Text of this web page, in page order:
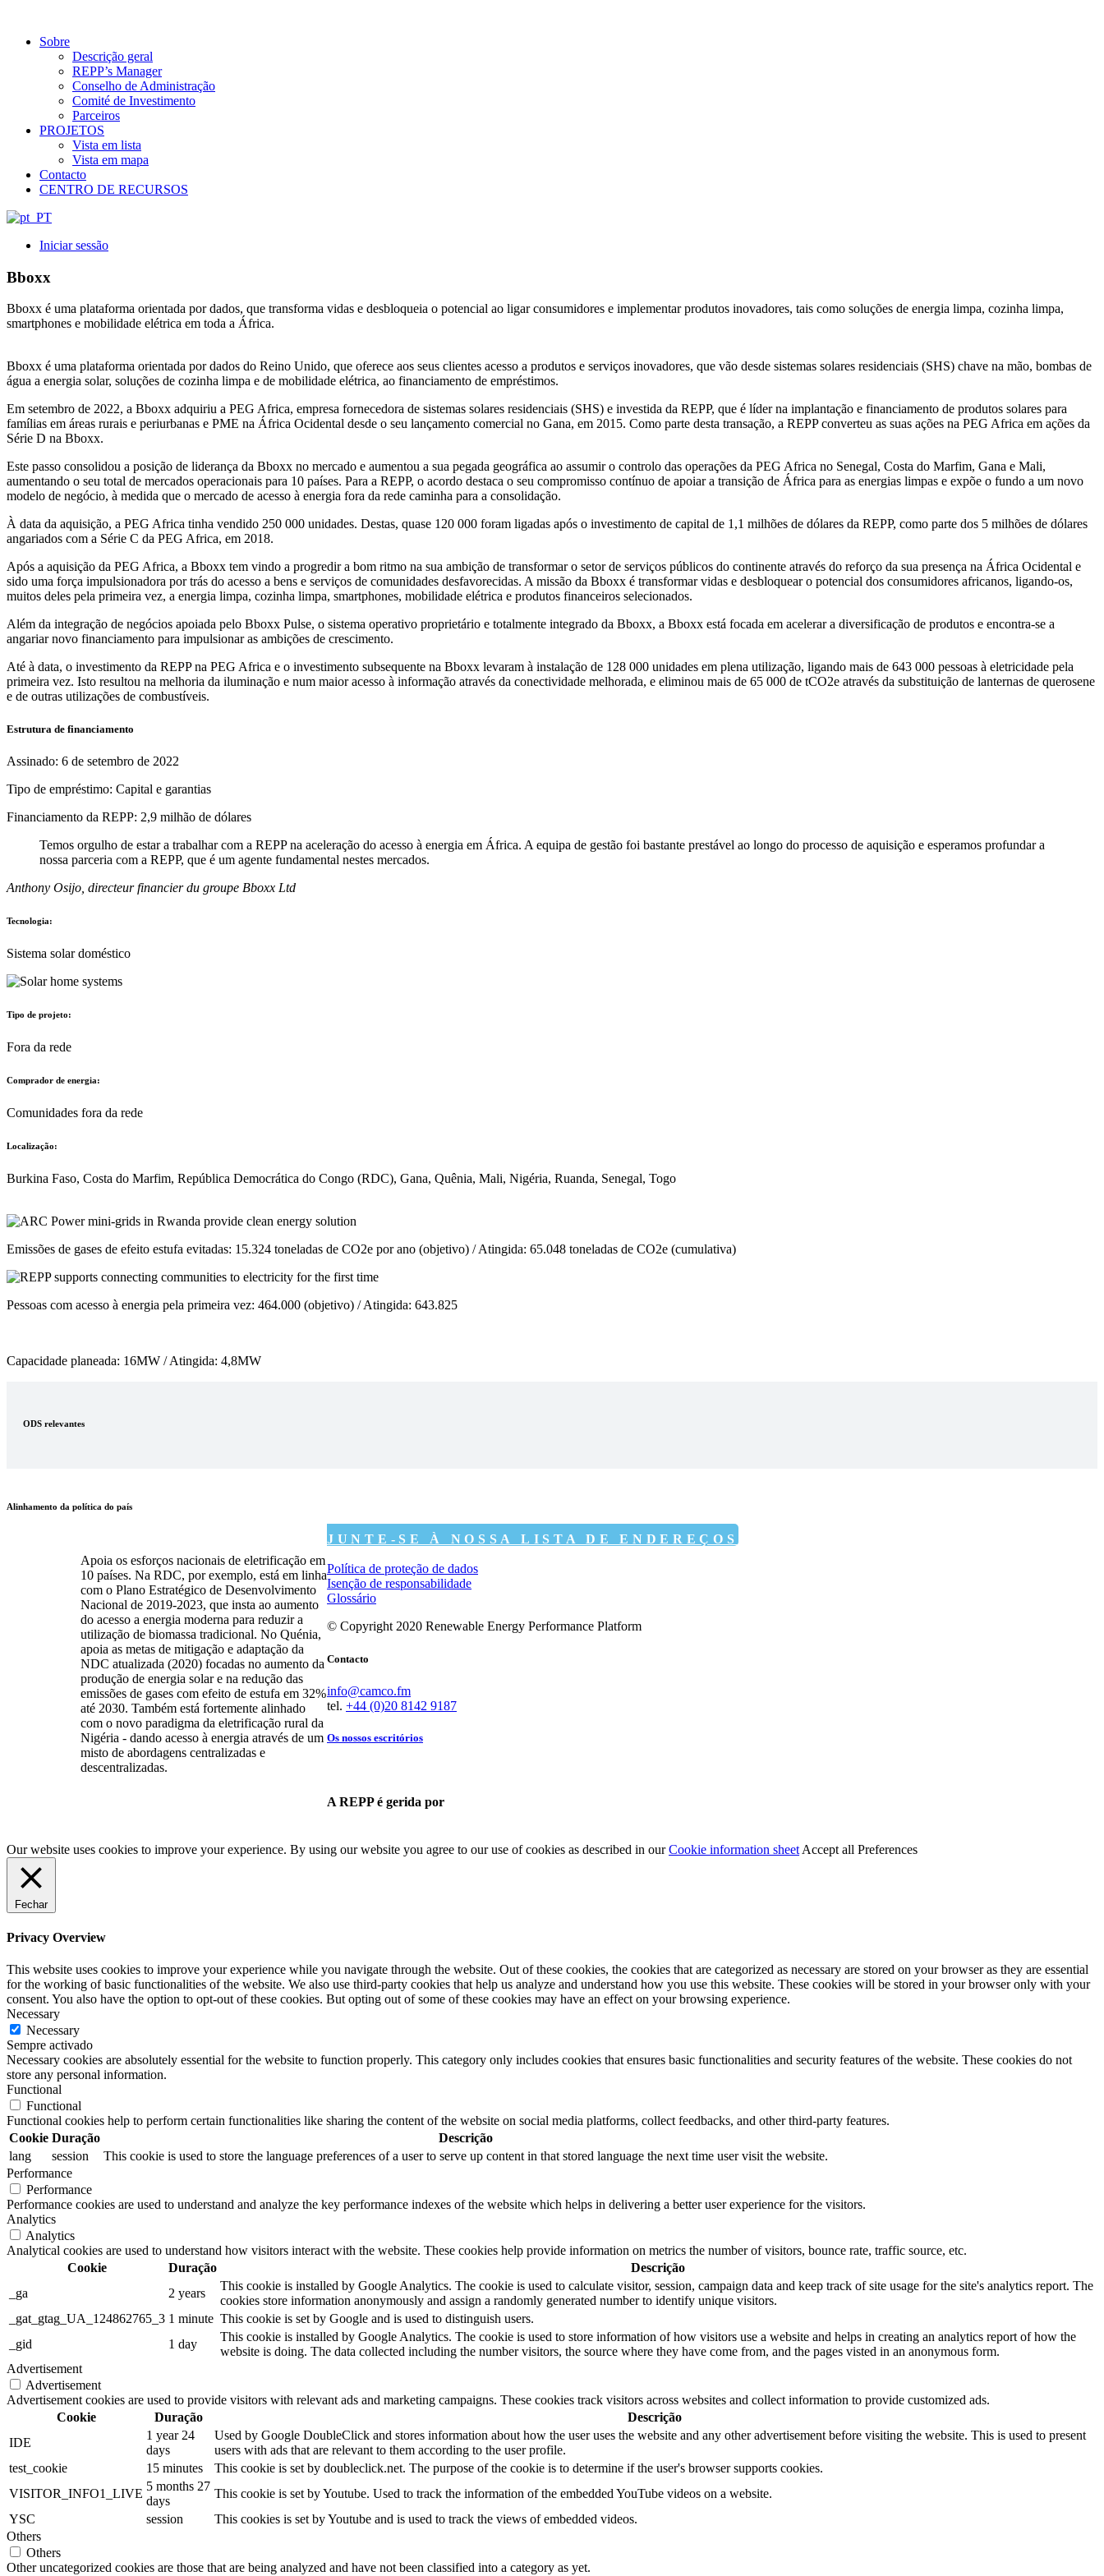
Sobre
Descrição geral
REPP’s Manager
Conselho de Administração
Comité de Investimento
Parceiros
PROJETOS
Vista em lista
Vista em mapa
Contacto
CENTRO DE RECURSOS
Iniciar sessão
Bboxx
Bboxx é uma plataforma orientada por dados, que transforma vidas e desbloqueia o potencial ao ligar consumidores e implementar produtos inovadores, tais como soluções de energia limpa, cozinha limpa,
smartphones e mobilidade elétrica em toda a África.
Bboxx é uma plataforma orientada por dados do Reino Unido, que oferece aos seus clientes acesso a produtos e serviços inovadores, que vão desde sistemas solares residenciais (SHS) chave na mão, bombas de
água a energia solar, soluções de cozinha limpa e de mobilidade elétrica, ao financiamento de empréstimos.
Em setembro de 2022, a Bboxx adquiriu a PEG Africa, empresa fornecedora de sistemas solares residenciais (SHS) e investida da REPP, que é líder na implantação e financiamento de produtos solares para
famílias em áreas rurais e periurbanas e PME na África Ocidental desde o seu lançamento comercial no Gana, em 2015. Como parte desta transação, a REPP converteu as suas ações na PEG Africa em ações da
Série D na Bboxx.
Este passo consolidou a posição de liderança da Bboxx no mercado e aumentou a sua pegada geográfica ao assumir o controlo das operações da PEG Africa no Senegal, Costa do Marfim, Gana e Mali,
aumentando o seu total de mercados operacionais para 10 países. Para a REPP, o acordo destaca o seu compromisso contínuo de apoiar a transição de África para as energias limpas e expõe o fundo a um novo
modelo de negócio, à medida que o mercado de acesso à energia fora da rede caminha para a consolidação.
À data da aquisição, a PEG Africa tinha vendido 250 000 unidades. Destas, quase 120 000 foram ligadas após o investimento de capital de 1,1 milhões de dólares da REPP, como parte dos 5 milhões de dólares
angariados com a Série C da PEG Africa, em 2018.
Após a aquisição da PEG Africa, a Bboxx tem vindo a progredir a bom ritmo na sua ambição de transformar o setor de serviços públicos do continente através do reforço da sua presença na África Ocidental e
sido uma força impulsionadora por trás do acesso a bens e serviços de comunidades desfavorecidas. A missão da Bboxx é transformar vidas e desbloquear o potencial dos consumidores africanos, ligando-os,
muitos deles pela primeira vez, a energia limpa, cozinha limpa, smartphones, mobilidade elétrica e produtos financeiros selecionados.
Além da integração de negócios apoiada pelo Bboxx Pulse, o sistema operativo proprietário e totalmente integrado da Bboxx, a Bboxx está focada em acelerar a diversificação de produtos e encontra-se a
angariar novo financiamento para impulsionar as ambições de crescimento.
Até à data, o investimento da REPP na PEG Africa e o investimento subsequente na Bboxx levaram à instalação de 128 000 unidades em plena utilização, ligando mais de 643 000 pessoas à eletricidade pela
primeira vez. Isto resultou na melhoria da iluminação e num maior acesso à informação através da conectividade melhorada, e eliminou mais de 65 000 de tCO2e através da substituição de lanternas de querosene
e de outras utilizações de combustíveis.
Estrutura de financiamento
Assinado: 6 de setembro de 2022
Tipo de empréstimo: Capital e garantias
Financiamento da REPP: 2,9 milhão de dólares
Temos orgulho de estar a trabalhar com a REPP na aceleração do acesso à energia em África. A equipa de gestão foi bastante prestável ao longo do processo de aquisição e esperamos profundar a
nossa parceria com a REPP, que é um agente fundamental nestes mercados.
Anthony Osijo, directeur financier du groupe Bboxx Ltd
Tecnologia:
Sistema solar doméstico
Tipo de projeto:
Fora da rede
Comprador de energia:
Comunidades fora da rede
Localização:
Burkina Faso, Costa do Marfim, República Democrática do Congo (RDC), Gana, Quênia, Mali, Nigéria, Ruanda, Senegal, Togo
Emissões de gases de efeito estufa evitadas: 15.324 toneladas de CO2e por ano (objetivo) / Atingida: 65.048 toneladas de CO2e (cumulativa)
Pessoas com acesso à energia pela primeira vez: 464.000 (objetivo) / Atingida: 643.825
Capacidade planeada: 16MW / Atingida: 4,8MW
ODS relevantes
Alinhamento da política do país
Apoia os esforços nacionais de eletrificação em
10 países. Na RDC, por exemplo, está em linha
com o Plano Estratégico de Desenvolvimento
Nacional de 2019-2023, que insta ao aumento
do acesso a energia moderna para reduzir a
utilização de biomassa tradicional. No Quénia,
apoia as metas de mitigação e adaptação da
NDC atualizada (2020) focadas no aumento da
produção de energia solar e na redução das
emissões de gases com efeito de estufa em 32%
até 2030. Também está fortemente alinhado
com o novo paradigma da eletrificação rural da
Nigéria - dando acesso à energia através de um
misto de abordagens centralizadas e
descentralizadas.
JUNTE-SE À NOSSA LISTA DE ENDEREÇOS
Política de proteção de dados
Isenção de responsabilidade
Glossário
© Copyright 2020 Renewable Energy Performance Platform
Contacto
info@camco.fm
tel. +44 (0)20 8142 9187
Os nossos escritórios
A REPP é gerida por
Our website uses cookies to improve your experience. By using our website you agree to our use of cookies as described in ourCookie information sheet Accept all Preferences
Fechar
Privacy Overview
This website uses cookies to improve your experience while you navigate through the website. Out of these cookies, the cookies that are categorized as necessary are stored on your browser as they are essential
for the working of basic functionalities of the website. We also use third-party cookies that help us analyze and understand how you use this website. These cookies will be stored in your browser only with your
consent. You also have the option to opt-out of these cookies. But opting out of some of these cookies may have an effect on your browsing experience.
Necessary
Necessary
Sempre activado
Necessary cookies are absolutely essential for the website to function properly. This category only includes cookies that ensures basic functionalities and security features of the website. These cookies do not
store any personal information.
Functional
Functional
Functional cookies help to perform certain functionalities like sharing the content of the website on social media platforms, collect feedbacks, and other third-party features.
Cookie Duração
Descrição
lang
session
This cookie is used to store the language preferences of a user to serve up content in that stored language the next time user visit the website.
Performance
Performance
Performance cookies are used to understand and analyze the key performance indexes of the website which helps in delivering a better user experience for the visitors.
Analytics
Analytics
Analytical cookies are used to understand how visitors interact with the website. These cookies help provide information on metrics the number of visitors, bounce rate, traffic source, etc.
Cookie
Duração
Descrição
_ga
2 years
This cookie is installed by Google Analytics. The cookie is used to calculate visitor, session, campaign data and keep track of site usage for the site's analytics report. The
cookies store information anonymously and assign a randomly generated number to identify unique visitors.
_gat_gtag_UA_124862765_3 1 minute This cookie is set by Google and is used to distinguish users.
_gid
1 day
This cookie is installed by Google Analytics. The cookie is used to store information of how visitors use a website and helps in creating an analytics report of how the
website is doing. The data collected including the number visitors, the source where they have come from, and the pages visted in an anonymous form.
Advertisement
Advertisement
Advertisement cookies are used to provide visitors with relevant ads and marketing campaigns. These cookies track visitors across websites and collect information to provide customized ads.
Cookie
Duração
Descrição
IDE
1 year 24
days
Used by Google DoubleClick and stores information about how the user uses the website and any other advertisement before visiting the website. This is used to present
users with ads that are relevant to them according to the user profile.
test_cookie
15 minutes
This cookie is set by doubleclick.net. The purpose of the cookie is to determine if the user's browser supports cookies.
VISITOR_INFO1_LIVE
5 months 27
days
This cookie is set by Youtube. Used to track the information of the embedded YouTube videos on a website.
YSC
session
This cookies is set by Youtube and is used to track the views of embedded videos.
Others
Others
Other uncategorized cookies are those that are being analyzed and have not been classified into a category as yet.